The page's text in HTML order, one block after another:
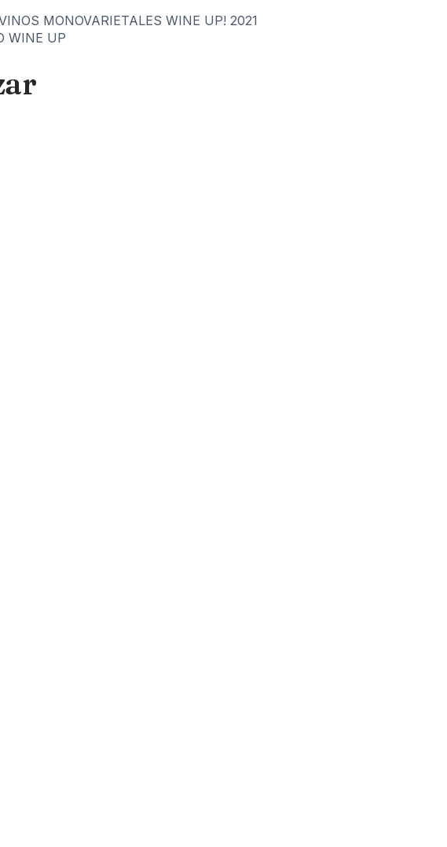
MONOVARIETALES WINE UP! 2021
WINE UP